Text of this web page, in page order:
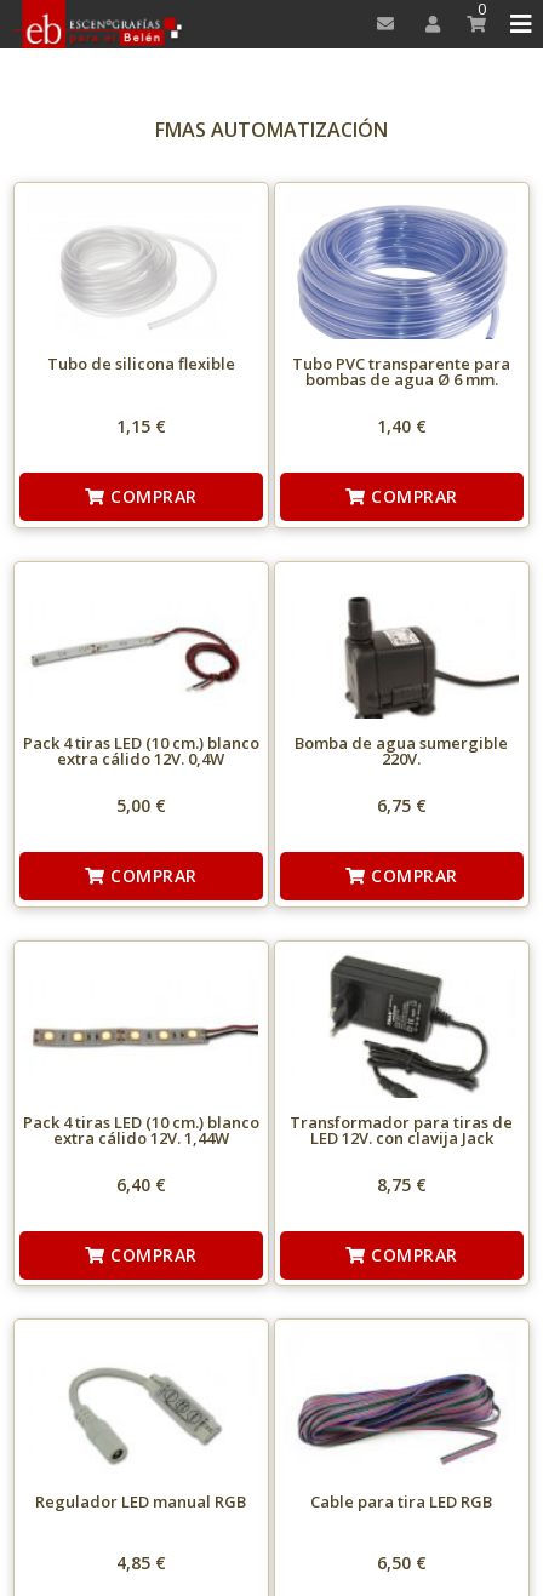
0
FMAS AUTOMATIZACIÓN
Tubo de silicona flexible
1,15 €
COMPRAR
Tubo PVC transparente para
bombas de agua Ø 6 mm.
1,40 €
COMPRAR
Pack 4 tiras LED (10 cm.) blanco
extra cálido 12V. 0,4W
5,00 €
COMPRAR
Bomba de agua sumergible
220V.
6,75 €
COMPRAR
Pack 4 tiras LED (10 cm.) blanco
extra cálido 12V. 1,44W
6,40 €
COMPRAR
Transformador para tiras de
LED 12V. con clavija Jack
8,75 €
COMPRAR
Regulador LED manual RGB
4,85 €
Cable para tira LED RGB
6,50 €